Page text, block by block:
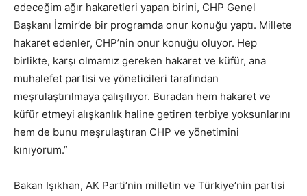
edeceğim ağır hakaretleri yapan birini, CHP Genel
Başkanı İzmir’de bir programda onur konuğu yaptı. Millete
hakaret edenler, CHP’nin onur konuğu oluyor. Hep
birlikte, karşı olmamız gereken hakaret ve küfür, ana
muhalefet partisi ve yöneticileri tarafından
meşrulaştırılmaya çalışılıyor. Buradan hem hakaret ve
küfür etmeyi alışkanlık haline getiren terbiye yoksunlarını
hem de bunu meşrulaştıran CHP ve yönetimini
kınıyorum.”
Bakan Işıkhan, AK Parti’nin milletin ve Türkiye’nin partisi